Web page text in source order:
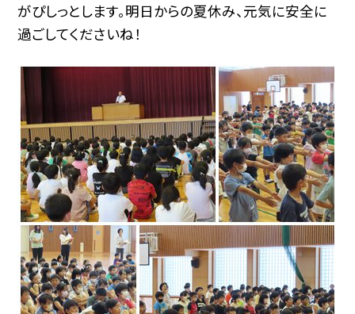
がぴしっとします。明日からの夏休み、元気に安全に
過ごしてくださいね！